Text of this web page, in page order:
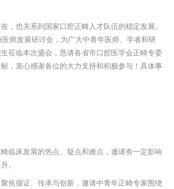
，也关系到国家口腔正畸人才队伍的稳定发展。
师发展研讨会，为广大中青年医师、学者和研
莅临本次盛会，恳请各省市口腔医学会正畸专委
，衷心感谢各位的大力支持和积极参与！具体事
临床发展的热点、疑点和难点，邀请有一定影响
。
焦循证、传承与创新，邀请中青年正畸专家围绕